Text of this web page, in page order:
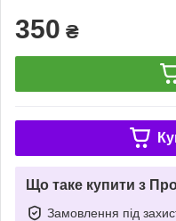
350 ₴
Що таке купити з
Замовлення під